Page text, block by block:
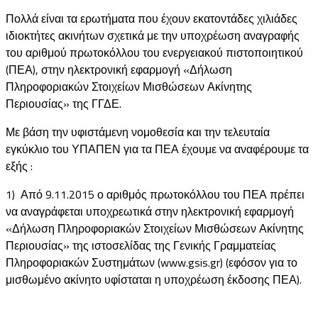
Πολλά είναι τα ερωτήματα που έχουν εκατοντάδες χιλιάδες
ιδιοκτήτες ακινήτων σχετικά με την υποχρέωση αναγραφής
του αριθμού πρωτοκόλλου του ενεργειακού πιστοποιητικού
(ΠΕΑ), στην ηλεκτρονική εφαρμογή «Δήλωση
Πληροφοριακών Στοιχείων Μισθώσεων Ακίνητης
Περιουσίας» της ΓΓΔΕ.
Με βάση την υφιστάμενη νομοθεσία και την τελευταία
εγκύκλιο του ΥΠΑΠΕΝ για τα ΠΕΑ έχουμε να αναφέρουμε τα
εξής :
1) Από 9.11.2015 ο αριθμός πρωτοκόλλου του ΠΕΑ πρέπει
να αναγράφεται υποχρεωτικά στην ηλεκτρονική εφαρμογή
«Δήλωση Πληροφοριακών Στοιχείων Μισθώσεων Ακίνητης
Περιουσίας» της ιστοσελίδας της Γενικής Γραμματείας
Πληροφοριακών Συστημάτων (www.gsis.gr) (εφόσον για το
μισθωμένο ακίνητο υφίσταται η υποχρέωση έκδοσης ΠΕΑ).